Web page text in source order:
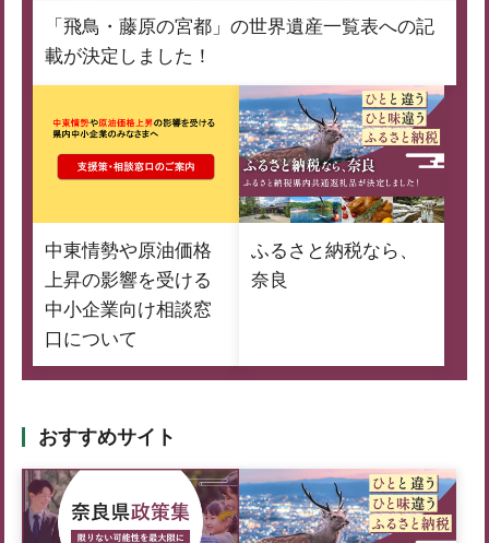
「飛鳥・藤原の宮都」の世界遺産一覧表への記
載が決定しました！
中東情勢や原油価格
上昇の影響を受ける
中小企業向け相談窓
口について
ふるさと納税なら、
奈良
おすすめサイト